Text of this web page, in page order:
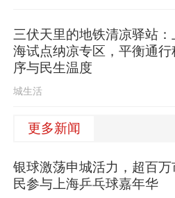
三伏天里的地铁清凉驿站：
海试点纳凉专区，平衡通行
序与民生温度
城生活
更多新闻
银球激荡申城活力，超百万
民参与上海乒乓球嘉年华